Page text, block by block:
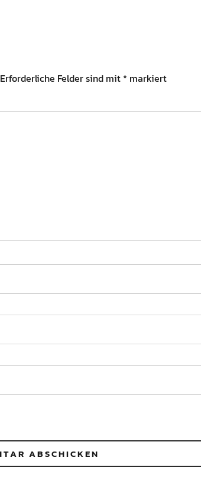
Erforderliche Felder sind mit * markiert